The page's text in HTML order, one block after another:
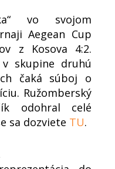
vo svojom
Aegean Cup
z Kosova 4:2.
skupine druhú
čaká súboj o
Ružomberský
odohral celé
sa dozviete TU.